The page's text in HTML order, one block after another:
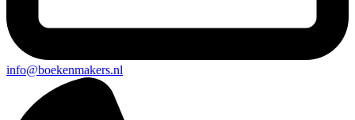
info@boekenmakers.nl